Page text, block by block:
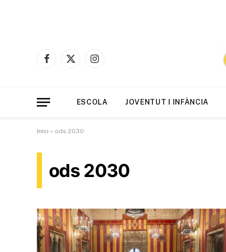
Facebook
X
Instagram
ESCOLA JOVENTUT I INFÀNCIA
Inici » ods 2030
ods 2030